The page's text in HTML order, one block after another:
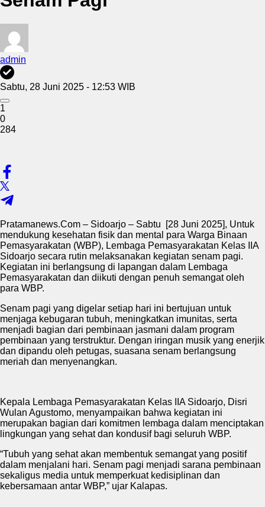
admin
Sabtu, 28 Juni 2025 - 12:53 WIB
1
0
284
Pratamanews.Com – Sidoarjo – Sabtu [28 Juni 2025], Untuk
mendukung kesehatan fisik dan mental para Warga Binaan
Pemasyarakatan (WBP), Lembaga Pemasyarakatan Kelas IIA
Sidoarjo secara rutin melaksanakan kegiatan senam pagi.
Kegiatan ini berlangsung di lapangan dalam Lembaga
Pemasyarakatan dan diikuti dengan penuh semangat oleh
para WBP.
Senam pagi yang digelar setiap hari ini bertujuan untuk
menjaga kebugaran tubuh, meningkatkan imunitas, serta
menjadi bagian dari pembinaan jasmani dalam program
pembinaan yang terstruktur. Dengan iringan musik yang enerjik
dan dipandu oleh petugas, suasana senam berlangsung
meriah dan menyenangkan.
Kepala Lembaga Pemasyarakatan Kelas IIA Sidoarjo, Disri
Wulan Agustomo, menyampaikan bahwa kegiatan ini
merupakan bagian dari komitmen lembaga dalam menciptakan
lingkungan yang sehat dan kondusif bagi seluruh WBP.
“Tubuh yang sehat akan membentuk semangat yang positif
dalam menjalani hari. Senam pagi menjadi sarana pembinaan
sekaligus media untuk memperkuat kedisiplinan dan
kebersamaan antar WBP,” ujar Kalapas.